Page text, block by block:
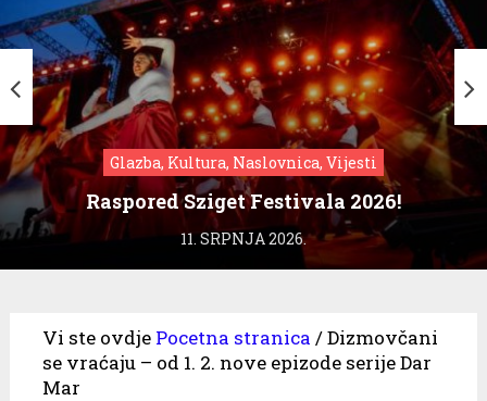
Glazba, Kultura, Naslovnica, Vijesti
Raspored Sziget Festivala 2026!
11. SRPNJA 2026.
Vi ste ovdje Pocetna stranica /Dizmovčani
se vraćaju – od 1. 2. nove epizode serije Dar
Mar